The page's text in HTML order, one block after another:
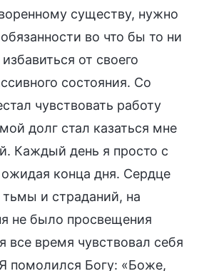
существу, нужно
во что бы то ни
от своего
состояния. Со
чувствовать работу
долг стал казаться мне
Каждый день я просто с
конца дня. Сердце
и страданий, на
не было просвещения
все время чувствовал себя
помолился Богу: «Боже,